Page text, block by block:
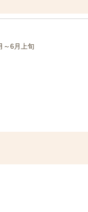
～6月上旬